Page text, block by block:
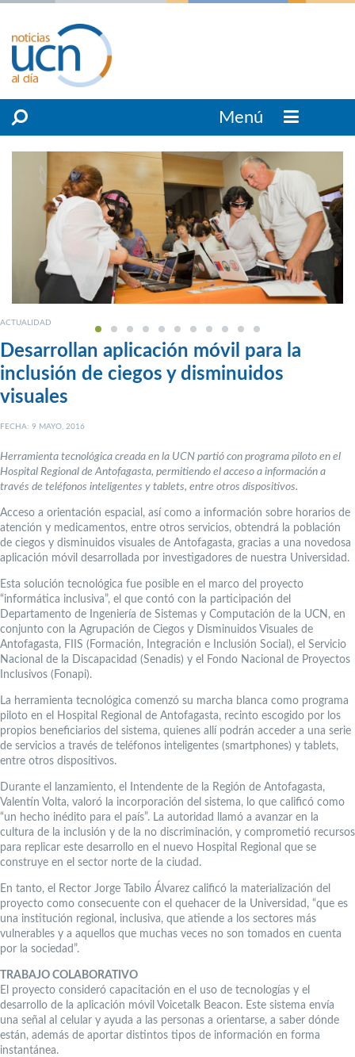
Menú
ACTUALIDAD
Desarrollan aplicación móvil para la
inclusión de ciegos y disminuidos
visuales
FECHA: 9 MAYO, 2016
Herramienta tecnológica creada en la UCN partió con programa piloto en el
Hospital Regional de Antofagasta, permitiendo el acceso a información a
través de teléfonos inteligentes y tablets, entre otros dispositivos.
Acceso a orientación espacial, así como a información sobre horarios de
atención y medicamentos, entre otros servicios, obtendrá la población
de ciegos y disminuidos visuales de Antofagasta, gracias a una novedosa
aplicación móvil desarrollada por investigadores de nuestra Universidad.
Esta solución tecnológica fue posible en el marco del proyecto
“informática inclusiva”, el que contó con la participación del
Departamento de Ingeniería de Sistemas y Computación de la UCN, en
conjunto con la Agrupación de Ciegos y Disminuidos Visuales de
Antofagasta, FIIS (Formación, Integración e Inclusión Social), el Servicio
Nacional de la Discapacidad (Senadis) y el Fondo Nacional de Proyectos
Inclusivos (Fonapi).
La herramienta tecnológica comenzó su marcha blanca como programa
piloto en el Hospital Regional de Antofagasta, recinto escogido por los
propios beneficiarios del sistema, quienes allí podrán acceder a una serie
de servicios a través de teléfonos inteligentes (smartphones) y tablets,
entre otros dispositivos.
Durante el lanzamiento, el Intendente de la Región de Antofagasta,
Valentín Volta, valoró la incorporación del sistema, lo que calificó como
“un hecho inédito para el país”. La autoridad llamó a avanzar en la
cultura de la inclusión y de la no discriminación, y comprometió recursos
para replicar este desarrollo en el nuevo Hospital Regional que se
construye en el sector norte de la ciudad.
En tanto, el Rector Jorge Tabilo Álvarez calificó la materialización del
proyecto como consecuente con el quehacer de la Universidad, “que es
una institución regional, inclusiva, que atiende a los sectores más
vulnerables y a aquellos que muchas veces no son tomados en cuenta
por la sociedad”.
TRABAJO COLABORATIVO
El proyecto consideró capacitación en el uso de tecnologías y el
desarrollo de la aplicación móvil Voicetalk Beacon. Este sistema envía
una señal al celular y ayuda a las personas a orientarse, a saber dónde
están, además de aportar distintos tipos de información en forma
instantánea.